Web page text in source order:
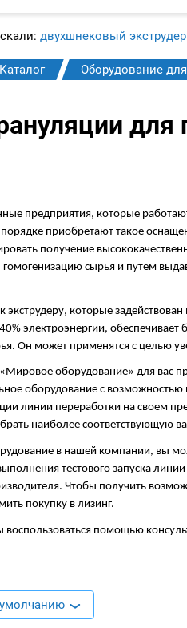
двухшнековый
Каталог Оборудование
для
предприятия, которые
приобретают такое
получение
гомогенизацию сырья и путем
экструдеру, которые
электроэнергии,
Он может применятся с целью
оборудование» для вас
оборудование с возможностью
линии переработки на своем
наиболее соответствующую
в нашей компании, вы
тестового запуска
Чтобы получить
покупку в лизинг.
воспользоваться помощью